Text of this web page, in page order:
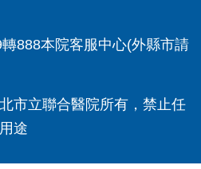
888本院客服中心(外縣市請
市立聯合醫院所有，禁止任
途